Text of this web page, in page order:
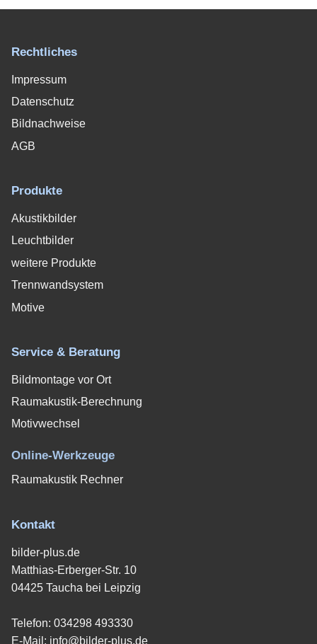
Rechtliches
Impressum
Datenschutz
Bildnachweise
AGB
Produkte
Akustikbilder
Leuchtbilder
weitere Produkte
Trennwandsystem
Motive
Service & Beratung
Bildmontage vor Ort
Raumakustik-Berechnung
Motivwechsel
Online-Werkzeuge
Raumakustik Rechner
Kontakt
bilder-plus.de
Matthias-Erberger-Str. 10
04425 Taucha bei Leipzig
Telefon: 034298 493330
E-Mail: info@bilder-plus.de